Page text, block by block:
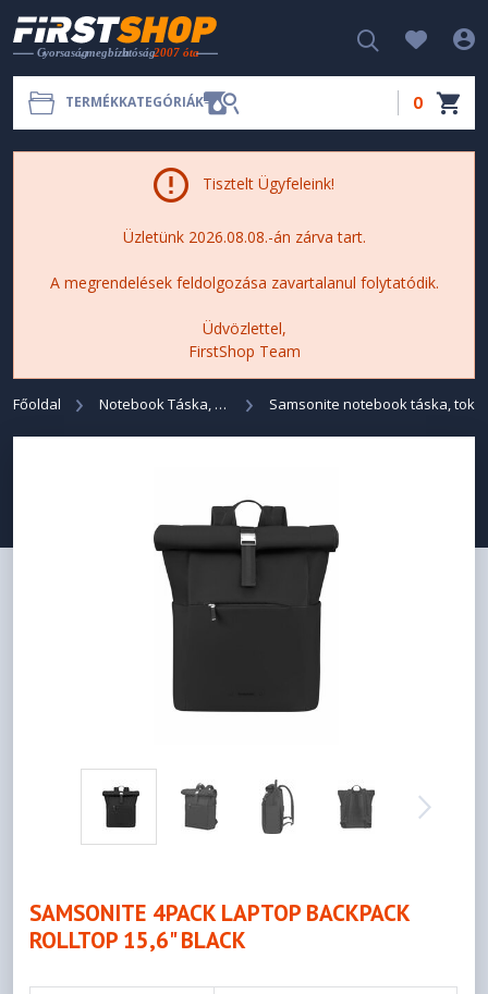
TERMÉKKATEGÓRIÁK 0
Tisztelt Ügyfeleink!
Üzletünk 2026.08.08.-án zárva tart.
A megrendelések feldolgozása zavartalanul folytatódik.
Üdvözlettel,
FirstShop Team
Főoldal Notebook Táska, Tok Samsonite notebook táska, tok
SAMSONITE 4PACK LAPTOP BACKPACK
ROLLTOP 15,6" BLACK